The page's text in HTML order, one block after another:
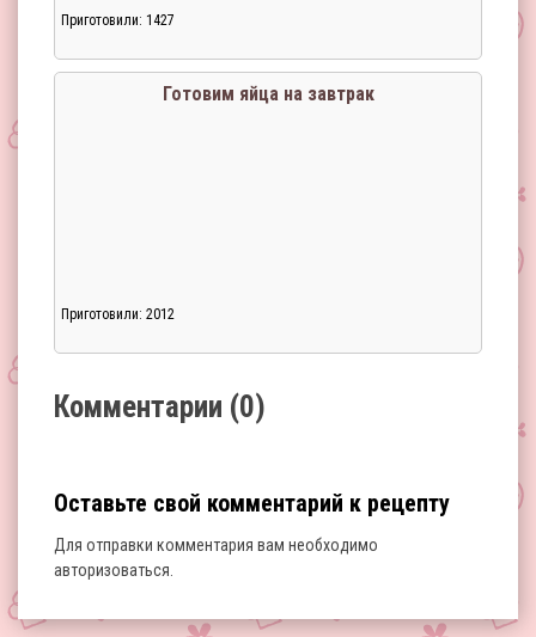
Приготовили: 1427
Готовим яйца на завтрак
Приготовили: 2012
Комментарии (0)
Оставьте свой комментарий к рецепту
Для отправки комментария вам необходимо
авторизоваться